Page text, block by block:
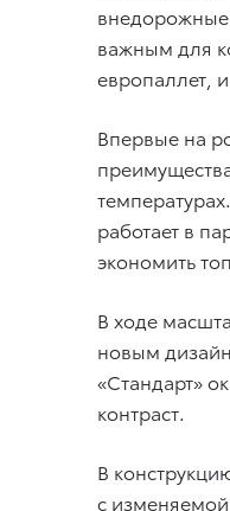
внедорожные
важным для
европаллет,
Впервые на
работает в
экономить
В ходе
новым
«Стандарт»
контраст.
В
c